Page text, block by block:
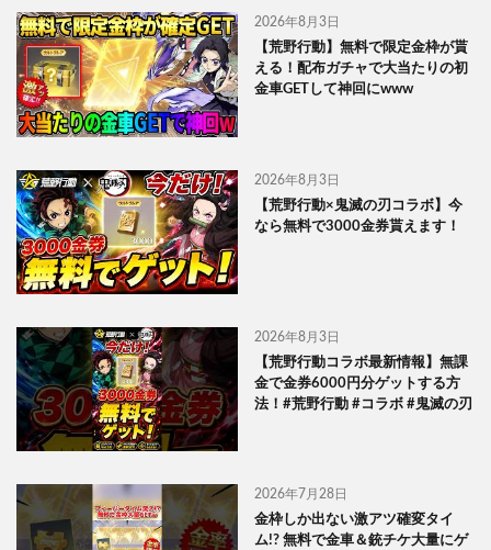
2026年8月3日
【荒野行動】無料で限定金枠が貰
える！配布ガチャで大当たりの初
金車GETして神回にwww
2026年8月3日
【荒野行動×鬼滅の刃コラボ】今
なら無料で3000金券貰えます！
2026年8月3日
【荒野行動コラボ最新情報】無課
金で金券6000円分ゲットする方
法！#荒野行動 #コラボ #鬼滅の刃
2026年7月28日
金枠しか出ない激アツ確変タイ
ム!? 無料で金車＆銃チケ大量にゲ